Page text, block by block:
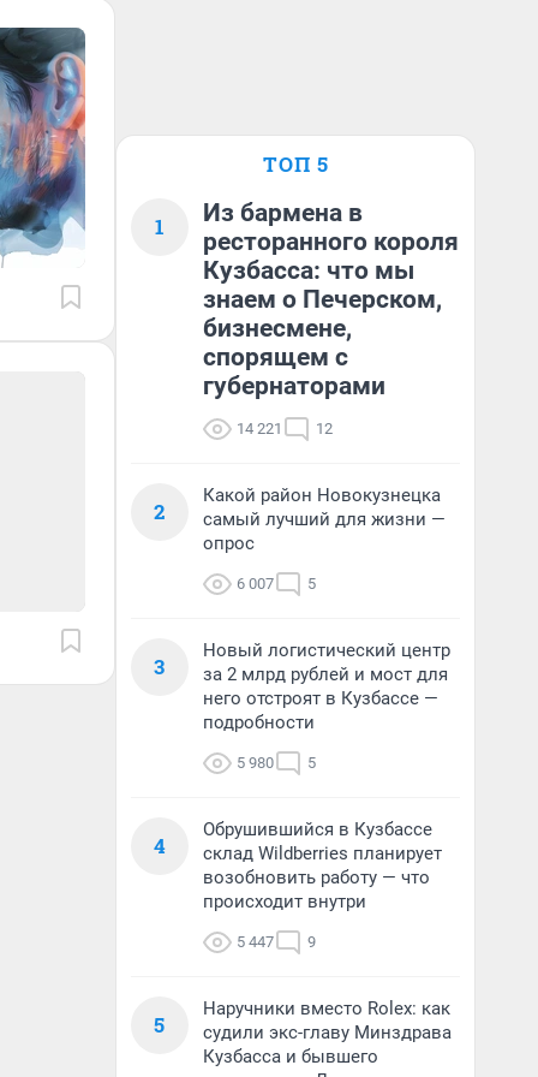
ТОП 5
1
Из бармена в
ресторанного короля
Кузбасса: что мы
знаем о Печерском,
бизнесмене,
спорящем с
губернаторами
14 221 12
2
Какой район Новокузнецка
самый лучший для жизни —
опрос
6 007 5
3
Новый логистический центр
за 2 млрд рублей и мост для
него отстроят в Кузбассе —
подробности
5 980 5
4
Обрушившийся в Кузбассе
склад Wildberries планирует
возобновить работу — что
происходит внутри
5 447 9
5
Наручники вместо Rolex: как
судили экс-главу Минздрава
Кузбасса и бывшего